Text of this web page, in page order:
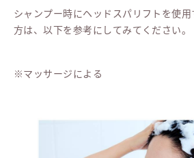
シャンプー時にヘッドスパリフトを使
方は、以下を参考にしてみてください。
※マッサージによる